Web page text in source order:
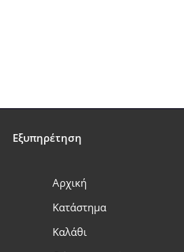
Εξυπηρέτηση
Αρχική
Κατάστημα
Καλάθι